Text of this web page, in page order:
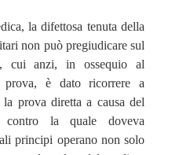
la difettosa tenuta della
non può pregiudicare sul
cui anzi, in ossequio al
è dato ricorrere a
prova diretta a causa del
contro la quale doveva
principi operano non solo